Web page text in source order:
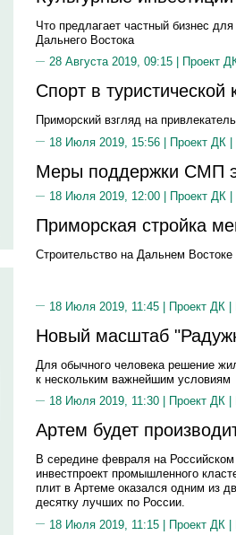
Что предлагает частный бизнес
Дальнего Востока
28 Августа 2019, 09:15 |
Проект
Спорт в туристической
Приморский взгляд на
18 Июля 2019, 15:56 | Проект ДК |
Меры поддержки СМП
18 Июля 2019, 12:00 | Проект ДК
Приморская стройка
Строительство на Дальнем
18 Июля 2019, 11:45 | Проект ДК |
Новый масштаб
Для обычного человека решение
к нескольким важнейшим условиям
18 Июля 2019, 11:30 |
Проект ДК
Артем будет
В середине февраля на
инвестпроект промышленного
плит в Артеме оказался одним из
десятку лучших по России.
18 Июля 2019, 11:15 | Проект ДК |